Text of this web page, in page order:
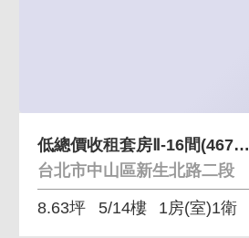
低總價收租套房Ⅱ-16間(467萬-710萬)
台北市中山區新生北路二段
8.63坪 5/14樓 1房(室)1衛